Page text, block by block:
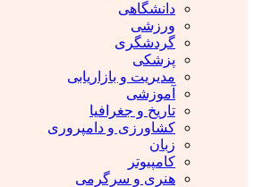
دانشگاهی
ورزشی
گردشگری
پزشکی
مدیریت و بازاریابی
آموزشی
تاریخ و جغرافیا
کشاورزی و دامپروری
زبان
کامپیوتر
هنری و سرگرمی